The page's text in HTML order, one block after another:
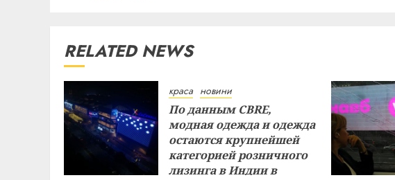
RELATED NEWS
краса новини
По данным CBRE,
модная одежда и одежда
остаются крупнейшей
категорией розничного
лизинга в Индии в